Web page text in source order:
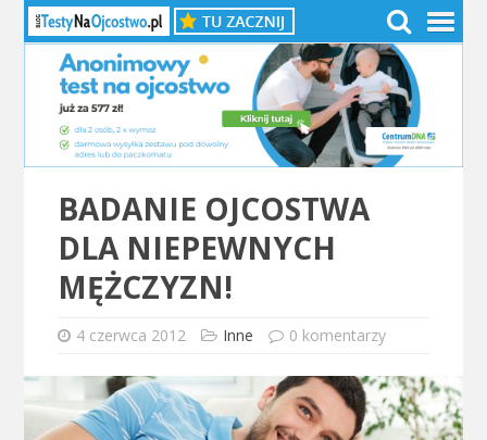
BADANIE OJCOSTWA
DLA NIEPEWNYCH
MĘŻCZYZN!
4 czerwca 2012 Inne 0 komentarzy